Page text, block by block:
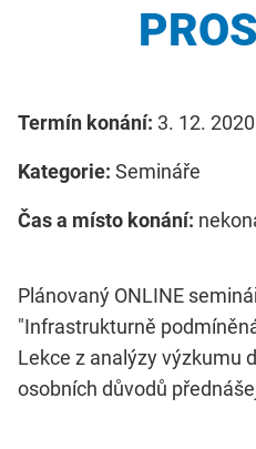
Termín konání: 3. 12.
Kategorie: Semináře
Čas a místo konání:
Plánovaný ONLINE
"Infrastrukturně
Lekce z analýzy výzkumu
osobních důvodů